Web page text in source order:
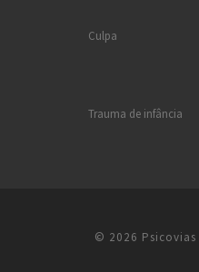
Culpa
Trauma de infância
© 2026 Psicovias